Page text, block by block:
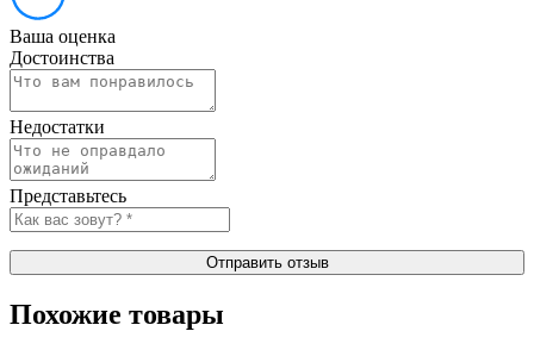
Ваша оценка
Достоинства
Недостатки
Представьтесь
Отправить отзыв
Похожие товары